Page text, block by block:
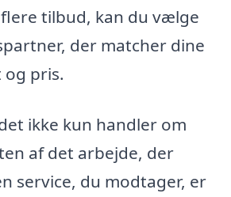
tilbud, kan du vælge
der matcher dine
pris.
ikke kun handler om
af det arbejde, der
service, du modtager, er